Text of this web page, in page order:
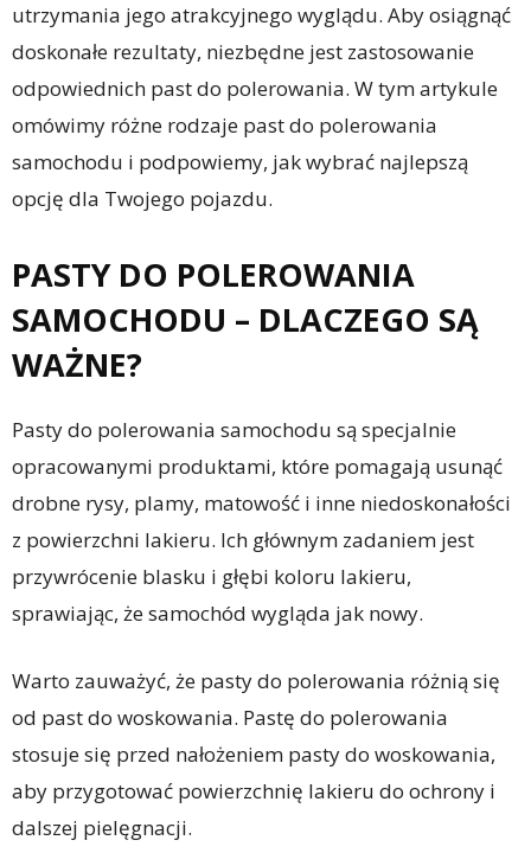
utrzymania jego atrakcyjnego wyglądu. Aby osiągnąć
doskonałe rezultaty, niezbędne jest zastosowanie
odpowiednich past do polerowania. W tym artykule
omówimy różne rodzaje past do polerowania
samochodu i podpowiemy, jak wybrać najlepszą
opcję dla Twojego pojazdu.
PASTY DO POLEROWANIA
SAMOCHODU – DLACZEGO SĄ
WAŻNE?
Pasty do polerowania samochodu są specjalnie
opracowanymi produktami, które pomagają usunąć
drobne rysy, plamy, matowość i inne niedoskonałości
z powierzchni lakieru. Ich głównym zadaniem jest
przywrócenie blasku i głębi koloru lakieru,
sprawiając, że samochód wygląda jak nowy.
Warto zauważyć, że pasty do polerowania różnią się
od past do woskowania. Pastę do polerowania
stosuje się przed nałożeniem pasty do woskowania,
aby przygotować powierzchnię lakieru do ochrony i
dalszej pielęgnacji.